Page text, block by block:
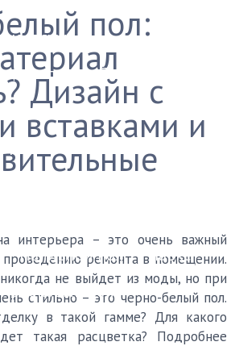
и стяжка
и т.д.
Плинтуса
полов
Наливной пол
Паркет
Пробковый пол
пол:
Дизайн с
вставками и
интерьера – это очень важный
проведению ремонта в помещении.
никогда не выйдет из моды, но при
стильно – это черно-белый пол.
в такой гамме? Для какого
такая расцветка? Подробнее